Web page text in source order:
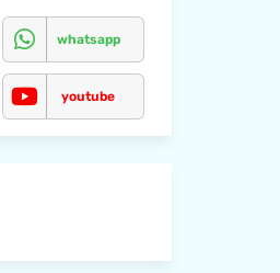
whatsapp
youtube